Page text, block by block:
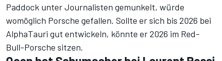
Paddock unter Journalisten gemunkelt, würde
womöglich Porsche gefallen. Sollte er sich bis 2026 bei
AlphaTauri gut entwickeln, könnte er 2026 im Red-
Bull-Porsche sitzen.